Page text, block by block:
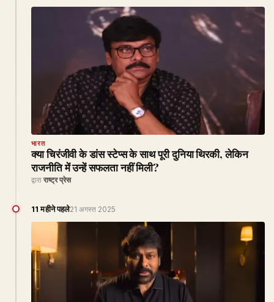
भारत
क्या चिरंजीवी के डांस स्टेप्स के साथ पूरी दुनिया थिरकी, लेकिन
राजनीति में उन्हें सफलता नहीं मिली?
द्वारा राष्ट्र प्रेस
11 महीने पहले21 अगस्त 2025